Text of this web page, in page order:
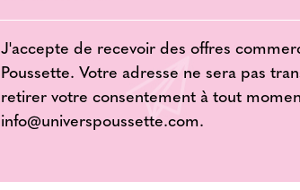
J'accepte de recevoir des offres
Poussette. Votre adresse ne sera pas
retirer votre consentement à tout
info@universpoussette.com.